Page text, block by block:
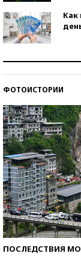
Как
ФОТОИСТОРИИ
ПОСЛЕДСТВИЯ